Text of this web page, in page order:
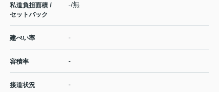
私道負担面積 /
セットバック
-/無
建ぺい率 -
容積率 -
接道状況 -